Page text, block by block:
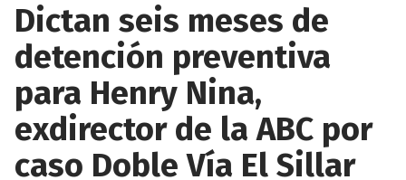
Dictan seis meses de
detención preventiva
para Henry Nina,
exdirector de la ABC por
caso Doble Vía El Sillar